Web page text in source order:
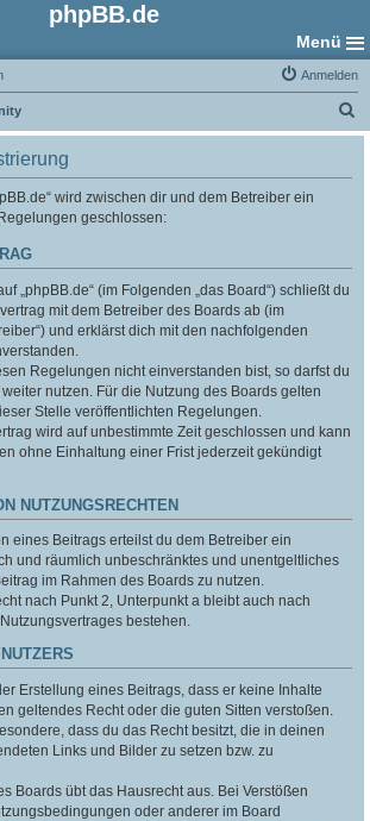
phpBB.de
Menü
Anmelden
u
wird zwischen dir und dem Betreiber ein
geschlossen:
„phpBB.de“ (im Folgenden „das Board“) schließt du
mit dem Betreiber des Boards ab (im
und erklärst dich mit den nachfolgenden
Regelungen nicht einverstanden bist, so darfst du
nutzen. Für die Nutzung des Boards gelten
Stelle veröffentlichten Regelungen.
wird auf unbestimmte Zeit geschlossen und kann
ohne Einhaltung einer Frist jederzeit gekündigt
NUTZUNGSRECHTEN
eines Beitrags erteilst du dem Betreiber ein
und räumlich unbeschränktes und unentgeltliches
im Rahmen des Boards zu nutzen.
nach Punkt 2, Unterpunkt a bleibt auch nach
bestehen.
Erstellung eines Beitrags, dass er keine Inhalte
geltendes Recht oder die guten Sitten verstoßen.
dass du das Recht besitzt, die in deinen
Links und Bilder zu setzen bzw. zu
Boards übt das Hausrecht aus. Bei Verstößen
oder anderer im Board